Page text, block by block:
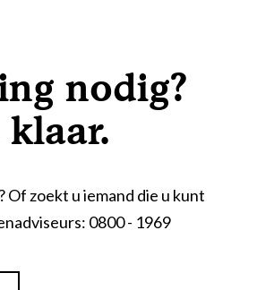
nodig?
zoekt u iemand die u kunt
0800 - 1969